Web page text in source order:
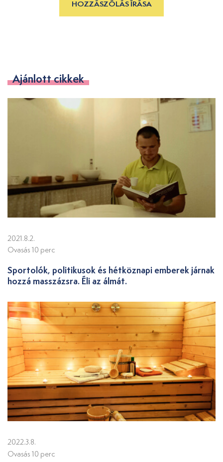
HOZZÁSZÓLÁS ÍRÁSA
Ajánlott cikkek
2021.8.2.
Ovasás 10 perc
Sportolók, politikusok és hétköznapi emberek járnak
hozzá masszázsra. Éli az álmát.
2022.3.8.
Ovasás 10 perc